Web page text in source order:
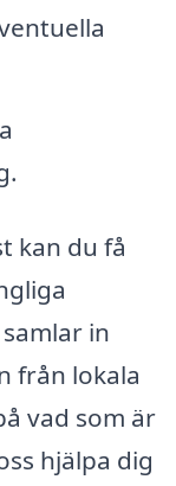
kan du få
in
från lokala
vad som är
hjälpa dig